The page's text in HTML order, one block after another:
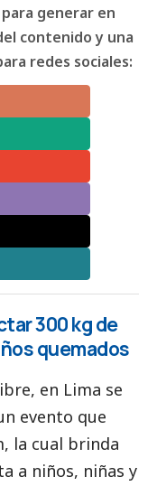
generar en
contenido y una
redes sociales:
300 kg de
quemados
, en Lima se
evento que
, la cual brinda
a niños, niñas y